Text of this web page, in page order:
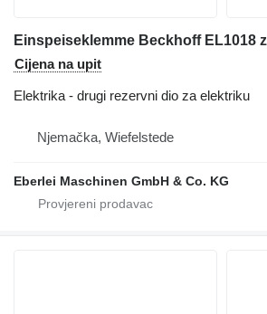
Cijena na upit
Elektrika - drugi rezervni dio za elektriku
Njemačka, Wiefelstede
Eberlei Maschinen GmbH & Co. KG